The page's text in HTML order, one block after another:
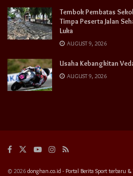
Tembok Pembatas
Timpa Peserta Jalan
Luka
AUGUST 9, 2026
Usaha Kebangkitan
AUGUST 9, 2026
© 2026 donghan.co.id - Portal Berita Sport terbaru &